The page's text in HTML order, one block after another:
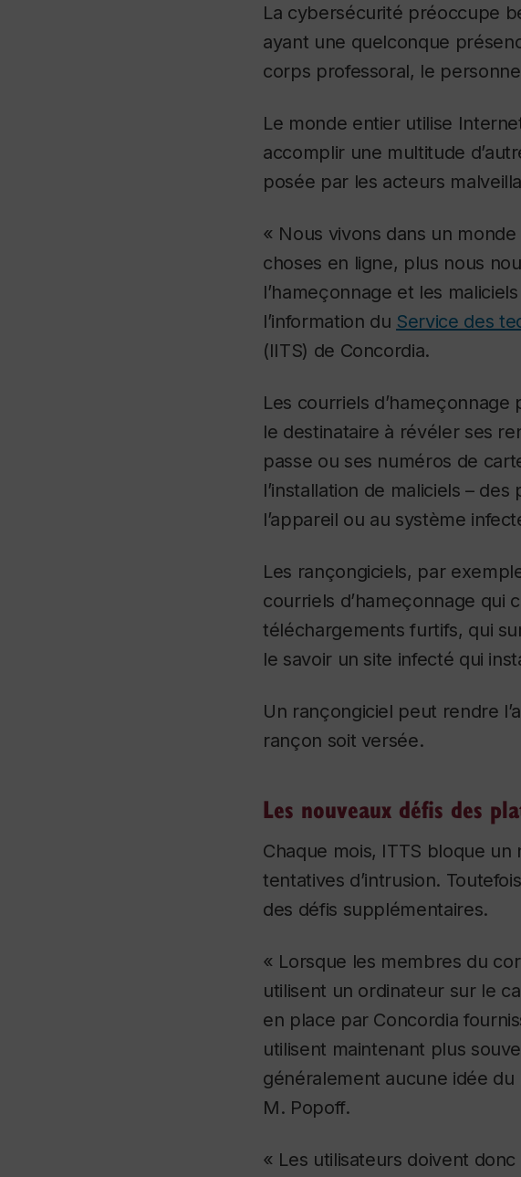
La cybersécurité préoccupe
ayant une quelconque
corps professoral, le
Le monde entier utilise
accomplir une multitude
posée par les acteurs
« Nous vivons dans un
choses en ligne, plus nous
l’hameçonnage et les
l’information du Service des
(IITS) de Concordia.
Les courriels
le destinataire à révéler ses
passe ou ses numéros de
l’installation de maliciels –
l’appareil ou au système
Les rançongiciels, par
courriels d’hameçonnage qui
téléchargements furtifs, qui
le savoir un site infecté qui
Un rançongiciel peut rendre
rançon soit versée.
Les nouveaux défis des
Chaque mois, ITTS bloque
tentatives d’intrusion.
des défis supplémentaires.
« Lorsque les membres du
utilisent un ordinateur sur le
en place par Concordia
utilisent maintenant plus
généralement aucune idée
M. Popoff.
« Les utilisateurs doivent